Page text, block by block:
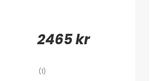
2465 kr
(1)